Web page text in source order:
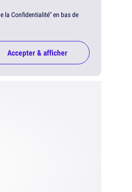
la Confidentialité" en bas de
Accepter & afficher